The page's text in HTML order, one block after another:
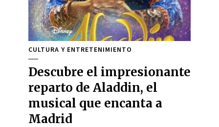
CULTURA Y ENTRETENIMIENTO
Descubre el impresionante
reparto de Aladdin, el
musical que encanta a
Madrid